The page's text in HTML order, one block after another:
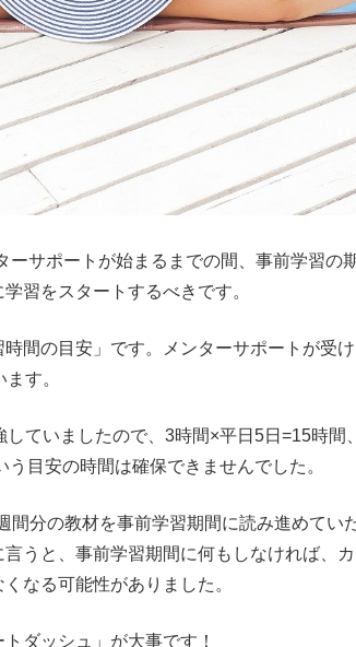
ーサポートが始まるまでの間、事前学習の
習をスタートするべきです。
間の目安」です。メンターサポートが受
す。
ていましたので、3時間×平日5日=15時間
目安の時間は確保できませんでした。
間分の教材を事前学習期間に読み進めてい
うと、事前学習期間に何もしなければ、
なる可能性がありました。
ダッシュ」が大事です！